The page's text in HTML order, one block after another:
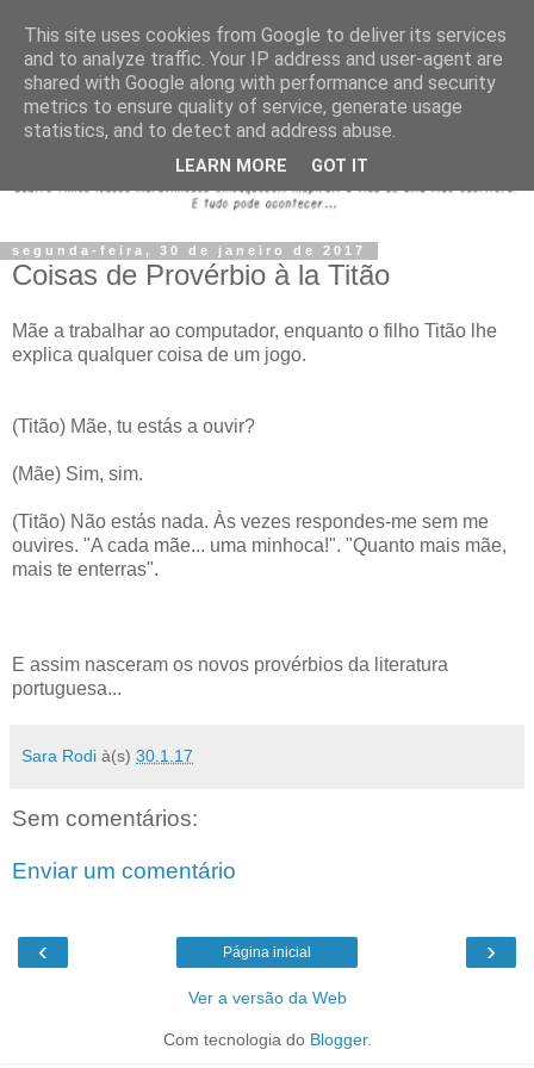
segunda-feira, 30 de janeiro de 2017
Coisas de Provérbio à la Titão
Mãe a trabalhar ao computador, enquanto o filho Titão lhe
explica qualquer coisa de um jogo.
(Titão) Mãe, tu estás a ouvir?
(Mãe) Sim, sim.
(Titão) Não estás nada. Às vezes respondes-me sem me
ouvires. "A cada mãe... uma minhoca!". "Quanto mais mãe,
mais te enterras".
E assim nasceram os novos provérbios da literatura
portuguesa...
Sara Rodi à(s) 30.1.17
Sem comentários:
Enviar um comentário
‹ ›
Página inicial
Ver a versão da Web
Com tecnologia do Blogger.
This site uses cookies from Google to deliver its services
and to analyze traffic. Your IP address and user-agent are
shared with Google along with performance and security
metrics to ensure quality of service, generate usage
statistics, and to detect and address abuse.
LEARN MORE GOT IT